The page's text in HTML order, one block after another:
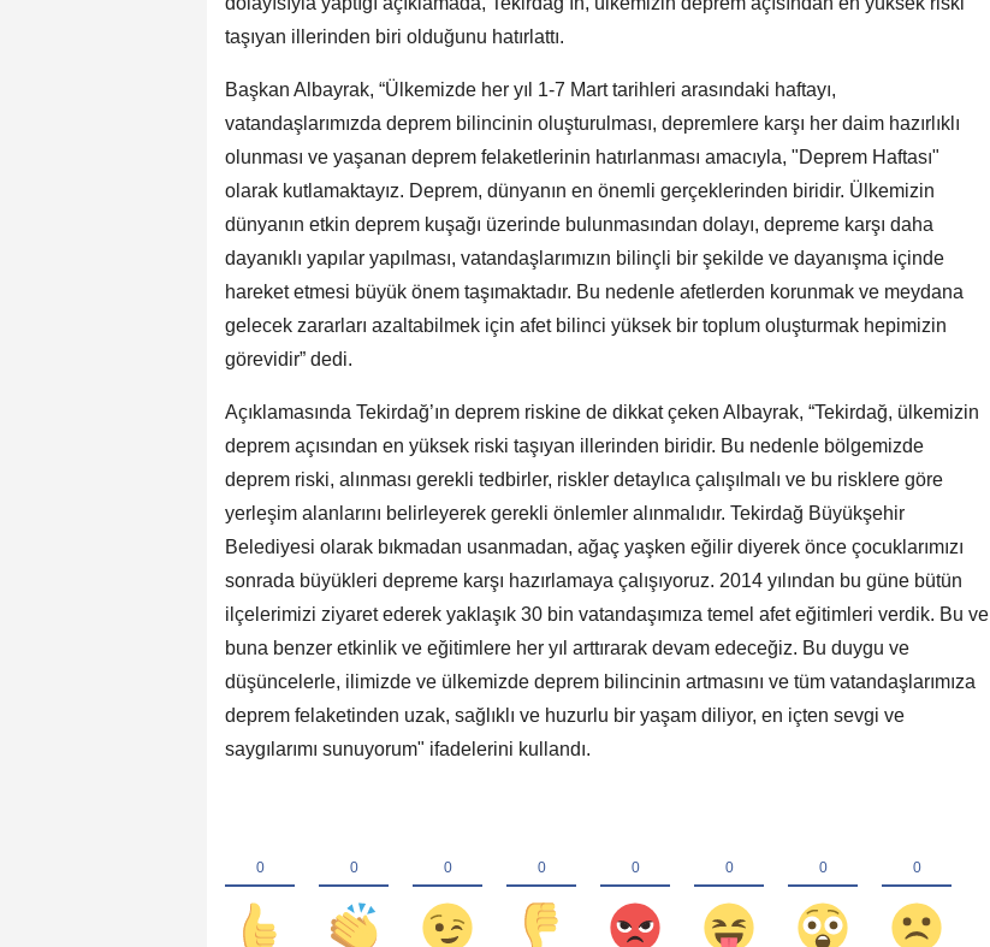
taşıyan illerinden biri olduğunu hatırlattı.
Başkan Albayrak, “Ülkemizde her yıl 1-7 Mart tarihleri arasındaki haftayı,
vatandaşlarımızda deprem bilincinin oluşturulması, depremlere karşı her daim hazırlıklı
olunması ve yaşanan deprem felaketlerinin hatırlanması amacıyla, "Deprem Haftası"
olarak kutlamaktayız. Deprem, dünyanın en önemli gerçeklerinden biridir. Ülkemizin
dünyanın etkin deprem kuşağı üzerinde bulunmasından dolayı, depreme karşı daha
dayanıklı yapılar yapılması, vatandaşlarımızın bilinçli bir şekilde ve dayanışma içinde
hareket etmesi büyük önem taşımaktadır. Bu nedenle afetlerden korunmak ve meydana
gelecek zararları azaltabilmek için afet bilinci yüksek bir toplum oluşturmak hepimizin
görevidir” dedi.
Açıklamasında Tekirdağ’ın deprem riskine de dikkat çeken Albayrak, “Tekirdağ, ülkemizin
deprem açısından en yüksek riski taşıyan illerinden biridir. Bu nedenle bölgemizde
deprem riski, alınması gerekli tedbirler, riskler detaylıca çalışılmalı ve bu risklere göre
yerleşim alanlarını belirleyerek gerekli önlemler alınmalıdır. Tekirdağ Büyükşehir
Belediyesi olarak bıkmadan usanmadan, ağaç yaşken eğilir diyerek önce çocuklarımızı
sonrada büyükleri depreme karşı hazırlamaya çalışıyoruz. 2014 yılından bu güne bütün
ilçelerimizi ziyaret ederek yaklaşık 30 bin vatandaşımıza temel afet eğitimleri verdik. Bu ve
buna benzer etkinlik ve eğitimlere her yıl arttırarak devam edeceğiz. Bu duygu ve
düşüncelerle, ilimizde ve ülkemizde deprem bilincinin artmasını ve tüm vatandaşlarımıza
deprem felaketinden uzak, sağlıklı ve huzurlu bir yaşam diliyor, en içten sevgi ve
saygılarımı sunuyorum" ifadelerini kullandı.